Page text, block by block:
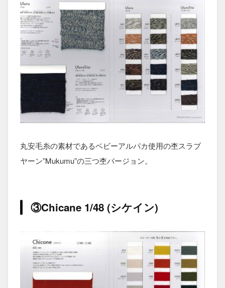
丸安毛糸の素材であるベビーアルパカ使用の杢スラブ
ヤーン”Mukumu”の三つ杢バージョン。
③Chicane 1/48 (シケイン)